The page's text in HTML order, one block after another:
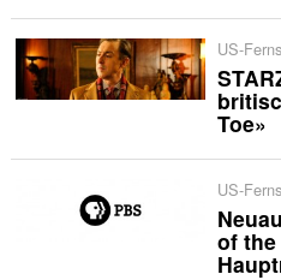
US-
Toe»
US-
of the